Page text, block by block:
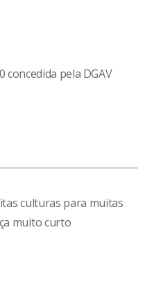
concedida pela DGAV
culturas para muitas
muito curto